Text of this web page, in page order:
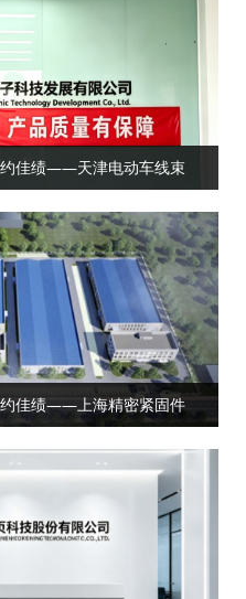
佳绩——天津电动车线束
佳绩——上海精密紧固件‌‌‌‌